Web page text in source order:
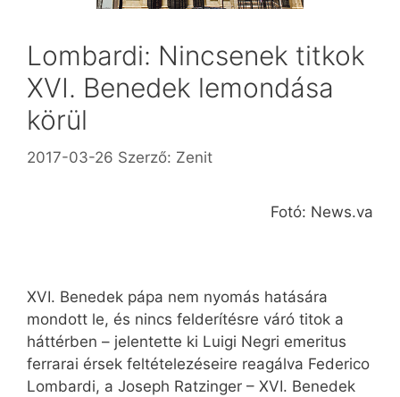
Lombardi: Nincsenek titkok
XVI. Benedek lemondása
körül
2017-03-26 Szerző: Zenit
Fotó: News.va
XVI. Benedek pápa nem nyomás hatására
mondott le, és nincs felderítésre váró titok a
háttérben – jelentette ki Luigi Negri emeritus
ferrarai érsek feltételezéseire reagálva Federico
Lombardi, a Joseph Ratzinger – XVI. Benedek